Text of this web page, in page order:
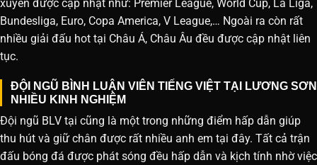
xuyên được cập nhật như: Premier League, World Cup, La Liga,
Bundesliga, Euro, Copa America, V League,… Ngoài ra còn rất
nhiều giải đấu hot tại Châu Á, Châu Âu đều được cập nhật liên
tục.
ĐỘI NGŨ BÌNH LUẬN VIÊN TIẾNG VIỆT TẠI LƯƠNG SƠN
NHIỀU KINH NGHIỆM
Đội ngũ BLV tại cũng là một trong những điểm hấp dẫn giúp
thu hút và giữ chân được rất nhiều anh em tại đây. Tất cả trận
đấu bóng đá được phát sóng đều hấp dẫn và kịch tính nhờ việc